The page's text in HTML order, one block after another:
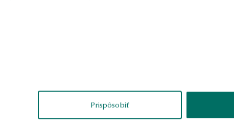
Prispôsobiť